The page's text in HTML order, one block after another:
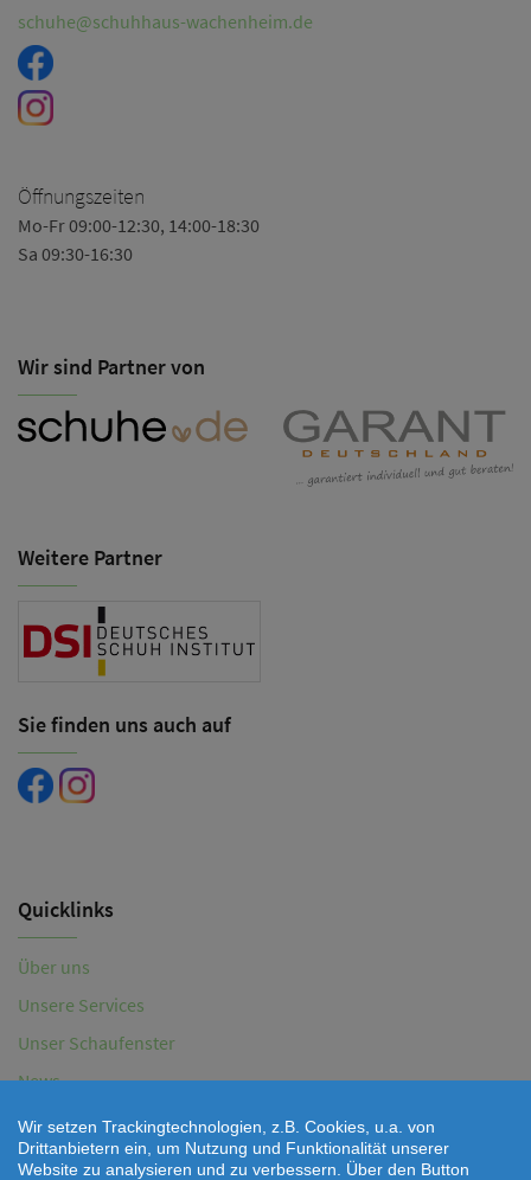
schuhe@schuhhaus-wachenheim.de
Öffnungszeiten
Mo-Fr 09:00-12:30, 14:00-18:30
Sa 09:30-16:30
Wir sind Partner von
Weitere Partner
Sie finden uns auch auf
Quicklinks
Über uns
Unsere Services
Unser Schaufenster
News
Aktionen
Kontaktformular
Wir setzen Trackingtechnologien, z.B. Cookies, u.a. von
Drittanbietern ein, um Nutzung und Funktionalität unserer
Website zu analysieren und zu verbessern. Über den Button